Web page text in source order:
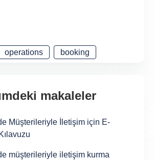
operations booking
makaleler
Müşterileriyle İletişim için E-
müşterileriyle iletişim kurma